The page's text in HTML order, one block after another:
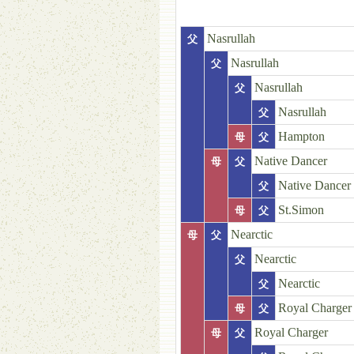
父 Nasrullah
父 Nasrullah
父 Nasrullah
父 Nasrullah
母 父 Hampton
母 父 Native Dancer
父 Native Dancer
母 父 St.Simon
母 父 Nearctic
父 Nearctic
父 Nearctic
母 父 Royal Charger
母 父 Royal Charger